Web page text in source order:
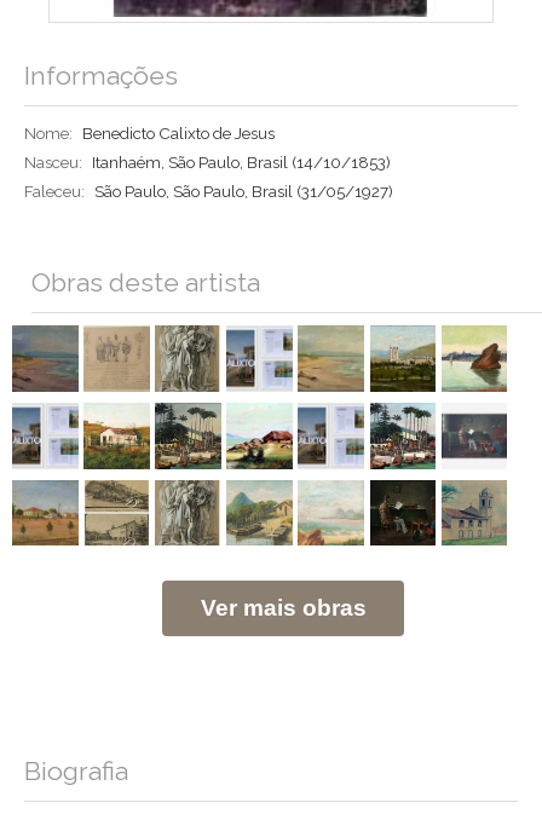
Informações
Nome:
Benedicto Calixto de Jesus
Nasceu:
Itanhaém, São Paulo, Brasil (14/10/1853)
Faleceu:
São Paulo, São Paulo, Brasil (31/05/1927)
Obras deste artista
Ver mais obras
Biografia